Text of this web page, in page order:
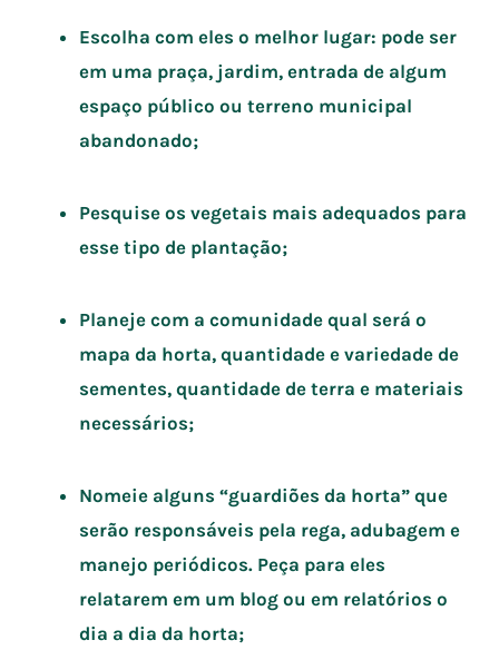
Escolha com eles o melhor lugar: pode ser
em uma praça, jardim, entrada de algum
espaço público ou terreno municipal
abandonado;
Pesquise os vegetais mais adequados para
esse tipo de plantação;
Planeje com a comunidade qual será o
mapa da horta, quantidade e variedade de
sementes, quantidade de terra e materiais
necessários;
Nomeie alguns “guardiões da horta” que
serão responsáveis pela rega, adubagem e
manejo periódicos. Peça para eles
relatarem em um blog ou em relatórios o
dia a dia da horta;